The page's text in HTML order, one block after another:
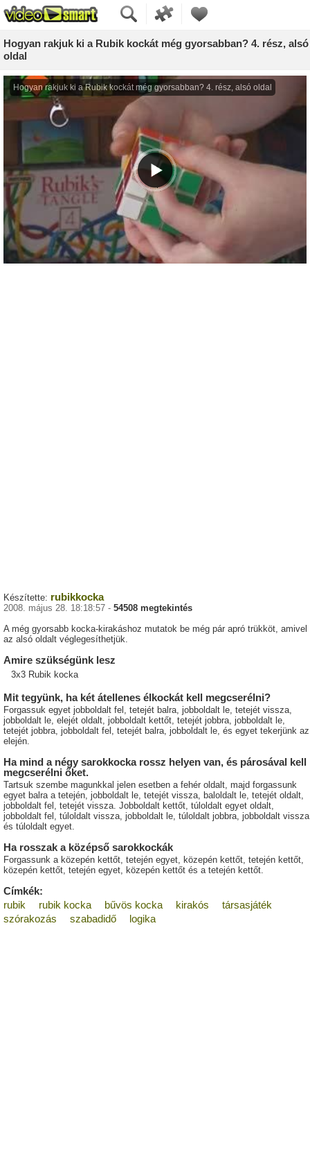
Hogyan rakjuk ki a Rubik kockát még gyorsabban? 4. rész, alsó
oldal
Készítette: rubikkocka
2008. május 28. 18:18:57 - 54508 megtekintés
A még gyorsabb kocka-kirakáshoz mutatok be még pár apró trükköt, amivel
az alsó oldalt véglegesíthetjük.
Amire szükségünk lesz
3x3 Rubik kocka
Mit tegyünk, ha két átellenes élkockát kell megcserélni?
Forgassuk egyet jobboldalt fel, tetejét balra, jobboldalt le, tetejét vissza,
jobboldalt le, elejét oldalt, jobboldalt kettőt, tetejét jobbra, jobboldalt le,
tetejét jobbra, jobboldalt fel, tetejét balra, jobboldalt le, és egyet tekerjünk az
elején.
Ha mind a négy sarokkocka rossz helyen van, és párosával kell
megcserélni őket.
Tartsuk szembe magunkkal jelen esetben a fehér oldalt, majd forgassunk
egyet balra a tetején, jobboldalt le, tetejét vissza, baloldalt le, tetejét oldalt,
jobboldalt fel, tetejét vissza. Jobboldalt kettőt, túloldalt egyet oldalt,
jobboldalt fel, túloldalt vissza, jobboldalt le, túloldalt jobbra, jobboldalt vissza
és túloldalt egyet.
Ha rosszak a középső sarokkockák
Forgassunk a közepén kettőt, tetején egyet, közepén kettőt, tetején kettőt,
közepén kettőt, tetején egyet, közepén kettőt és a tetején kettőt.
Címkék:
rubik
rubik kocka bűvös kocka kirakós
társasjáték
szórakozás
szabadidő logika